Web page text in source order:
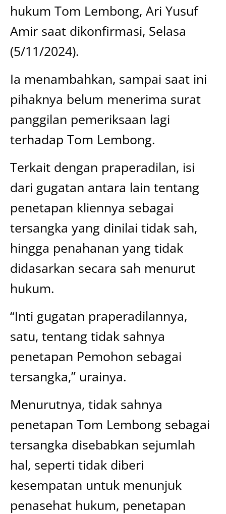
hukum Tom Lembong, Ari Yusuf
Amir saat dikonfirmasi, Selasa
(5/11/2024).
Ia menambahkan, sampai saat ini
pihaknya belum menerima surat
panggilan pemeriksaan lagi
terhadap Tom Lembong.
Terkait dengan praperadilan, isi
dari gugatan antara lain tentang
penetapan kliennya sebagai
tersangka yang dinilai tidak sah,
hingga penahanan yang tidak
didasarkan secara sah menurut
hukum.
“Inti gugatan praperadilannya,
satu, tentang tidak sahnya
penetapan Pemohon sebagai
tersangka,” urainya.
Menurutnya, tidak sahnya
penetapan Tom Lembong sebagai
tersangka disebabkan sejumlah
hal, seperti tidak diberi
kesempatan untuk menunjuk
penasehat hukum, penetapan